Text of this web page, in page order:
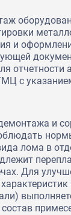
и
отчетности
с
и
лома в
Для